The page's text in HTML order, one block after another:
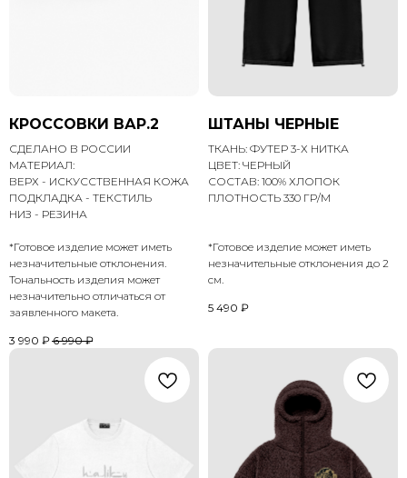
КРОССОВКИ ВАР.2
СДЕЛАНО В РОССИИ
МАТЕРИАЛ:
ВЕРХ - ИСКУССТВЕННАЯ КОЖА
ПОДКЛАДКА - ТЕКСТИЛЬ
НИЗ - РЕЗИНА
*Готовое изделие может иметь
незначительные отклонения.
Тональность изделия может
незначительно отличаться от
заявленного макета.
3 990 ₽ 6 990 ₽
ШТАНЫ ЧЕРНЫЕ
ТКАНЬ: ФУТЕР 3-Х НИТКА
ЦВЕТ: ЧЕРНЫЙ
СОСТАВ: 100% ХЛОПОК
ПЛОТНОСТЬ 330 ГР/М
*Готовое изделие может иметь
незначительные отклонения до 2
см.
5 490 ₽